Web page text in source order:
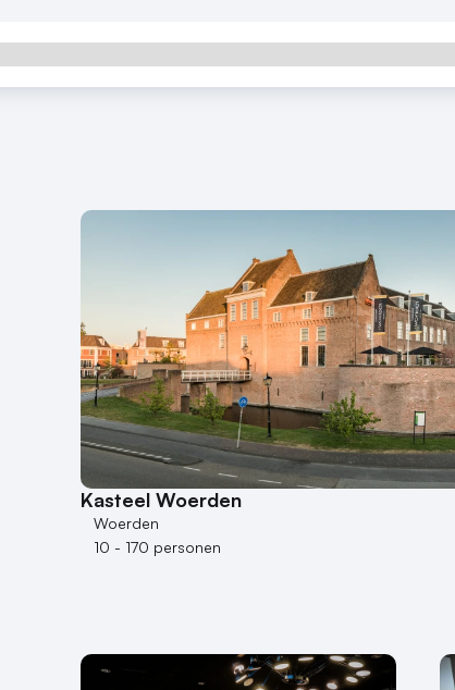
Kasteel Woerden
Woerden
10 - 170 personen